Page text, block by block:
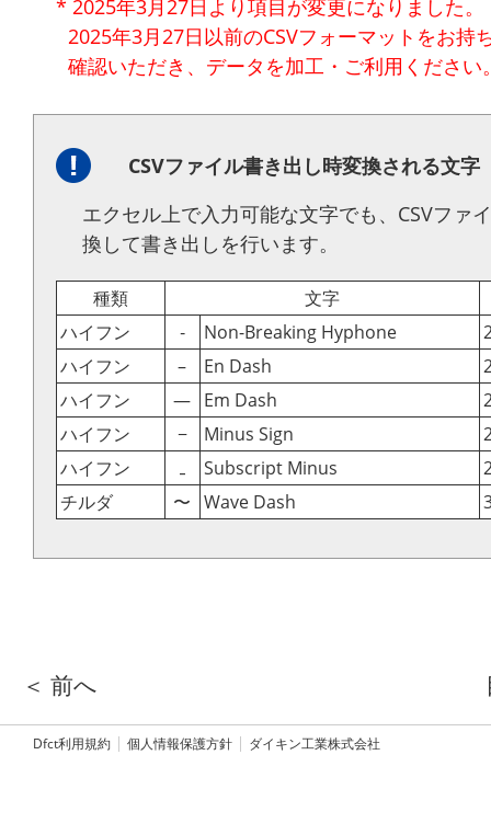
* 2025年3月27日より項目が変更になりました。
2025年3月27日以前のCSVフォーマットをお持
確認いただき、データを加工・ご利用ください
CSVファイル書き出し時変換される文字
エクセル上で入力可能な文字でも、CSVファ
換して書き出しを行います。
種類
文字
ハイフン
‑ Non-Breaking Hyphone
ハイフン
– En Dash
ハイフン
— Em Dash
ハイフン
− Minus Sign
ハイフン
₋ Subscript Minus
チルダ
〜 Wave Dash
＜ 前へ
Dfct利用規約 個人情報保護方針 ダイキン工業株式会社